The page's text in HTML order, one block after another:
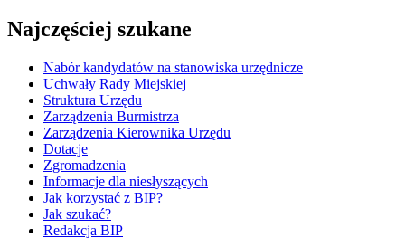
Najczęściej szukane
Nabór kandydatów na stanowiska urzędnicze
Uchwały Rady Miejskiej
Struktura Urzędu
Zarządzenia Burmistrza
Zarządzenia Kierownika Urzędu
Dotacje
Zgromadzenia
Informacje dla niesłyszących
Jak korzystać z BIP?
Jak szukać?
Redakcja BIP